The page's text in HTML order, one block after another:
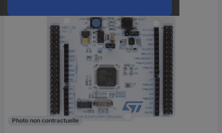
Photo non contractuelle